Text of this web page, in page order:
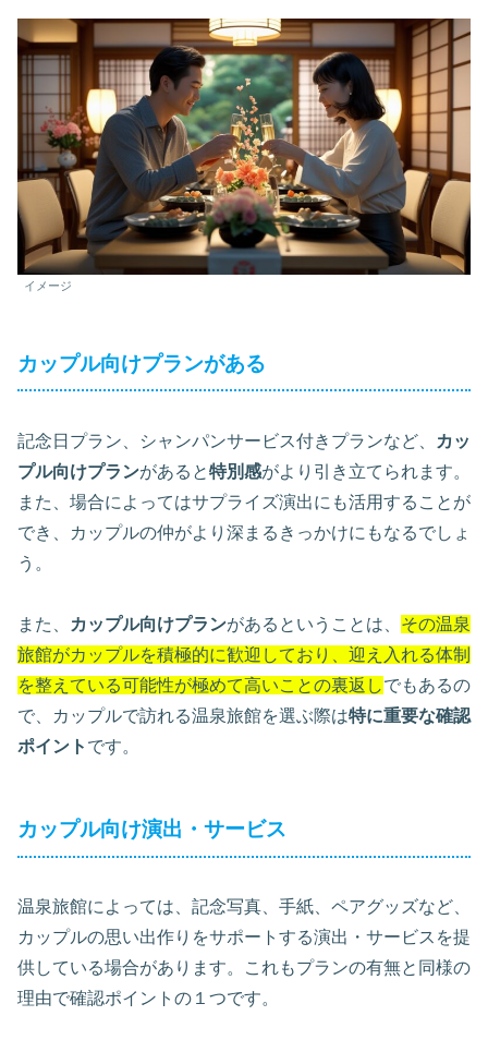
イメージ
カップル向けプランがある
記念日プラン、シャンパンサービス付きプランなど、
カッ
プル向けプランがあると特別感がより引き立てられます。
また、場合によってはサプライズ演出にも活用することが
でき、カップルの仲がより深まるきっかけにもなるでしょ
う。
また、 カップル向けプランがあるということは、 その温泉
旅館がカップルを積極的に歓迎しており、迎え入れる体制
を整えている可能性が極めて高いことの裏返しでもあるの
で、カップルで訪れる温泉旅館を選ぶ際は特に重要な確認
ポイント です。
カップル向け演出・サービス
温泉旅館によっては、記念写真、手紙、ペアグッズなど、
カップルの思い出作りをサポートする演出・サービスを提
供している場合があります。これもプランの有無と同様の
理由で確認ポイントの１つです。